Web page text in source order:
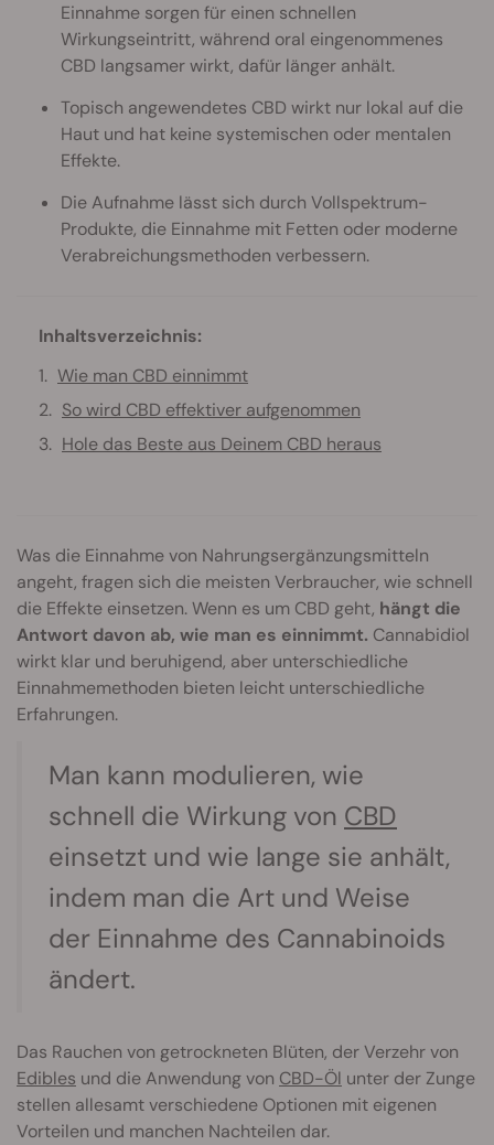
Einnahme sorgen für einen schnellen
Wirkungseintritt, während oral eingenommenes
CBD langsamer wirkt, dafür länger anhält.
Topisch angewendetes CBD wirkt nur lokal auf die
Haut und hat keine systemischen oder mentalen
Effekte.
Die Aufnahme lässt sich durch Vollspektrum-
Produkte, die Einnahme mit Fetten oder moderne
Verabreichungsmethoden verbessern.
Inhaltsverzeichnis:
Wie man CBD einnimmt
So wird CBD effektiver aufgenommen
Hole das Beste aus Deinem CBD heraus
Was die Einnahme von Nahrungsergänzungsmitteln
angeht, fragen sich die meisten Verbraucher, wie schnell
die Effekte einsetzen. Wenn es um CBD geht, hängt die
Antwort davon ab, wie man es einnimmt. Cannabidiol
wirkt klar und beruhigend, aber unterschiedliche
Einnahmemethoden bieten leicht unterschiedliche
Erfahrungen.
Man kann modulieren, wie
schnell die Wirkung von CBD
einsetzt und wie lange sie anhält,
indem man die Art und Weise
der Einnahme des Cannabinoids
ändert.
Das Rauchen von getrockneten Blüten, der Verzehr von
Edibles und die Anwendung von CBD-Öl unter der Zunge
stellen allesamt verschiedene Optionen mit eigenen
Vorteilen und manchen Nachteilen dar.